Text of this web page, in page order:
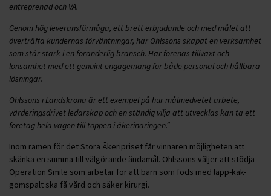
entreprenad och VA.
Genom hög leveransförmåga, ett brett erbjudande och med målet att
överträffa kundernas förväntningar, har Ohlssons skapat en verksamhet
som står stark i en föränderlig bransch. Här förenas tillväxt och
lönsamhet med ett genuint engagemang för både personal och hållbara
lösningar.
Ohlssons i Landskrona är ett exempel på hur målmedvetet arbete,
värderingsdrivet ledarskap och en ständig vilja att utvecklas kan ta ett
företag hela vägen till toppen i åkerinäringen.”
Inom ramen för det Stora Åkeripriset får vinnaren möjligheten att
skänka en summa till välgörande ändamål. Ohlssons väljer att stödja
Operation Smile som arbetar för att barn som föds med läpp-käk-
gomspalt ska få vård och säker kirurgi.